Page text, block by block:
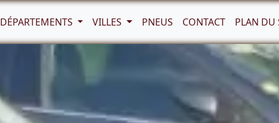
DÉPARTEMENTS VILLES PNEUS CONTACT PLAN DU